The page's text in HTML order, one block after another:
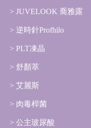
JUVELOOK 喬雅露
逆時針Profhilo
PLT凍晶
舒顏萃
艾麗斯
肉毒桿菌
公主玻尿酸